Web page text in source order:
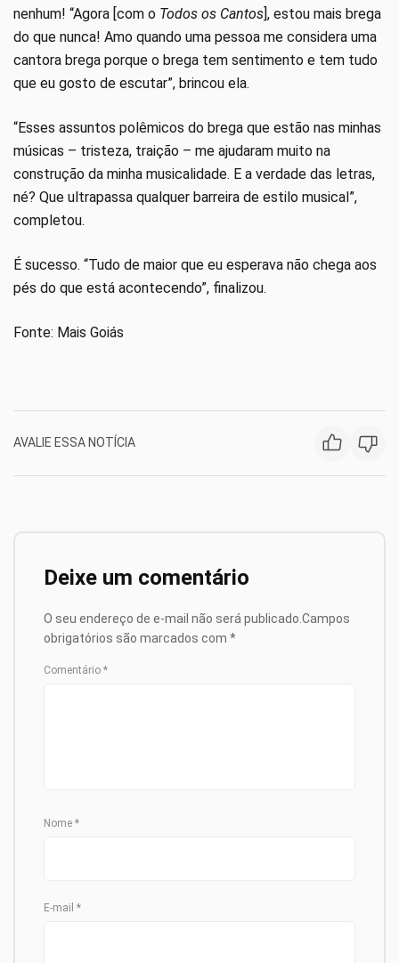
nenhum! “Agora [com o Todos os Cantos], estou mais brega
do que nunca! Amo quando uma pessoa me considera uma
cantora brega porque o brega tem sentimento e tem tudo
que eu gosto de escutar”, brincou ela.
“Esses assuntos polêmicos do brega que estão nas minhas
músicas – tristeza, traição – me ajudaram muito na
construção da minha musicalidade. E a verdade das letras,
né? Que ultrapassa qualquer barreira de estilo musical”,
completou.
É sucesso. “Tudo de maior que eu esperava não chega aos
pés do que está acontecendo”, finalizou.
Fonte: Mais Goiás
AVALIE ESSA NOTÍCIA
Deixe um comentário
O seu endereço de e-mail não será publicado. Campos
obrigatórios são marcados com *
Comentário *
Nome *
E-mail *